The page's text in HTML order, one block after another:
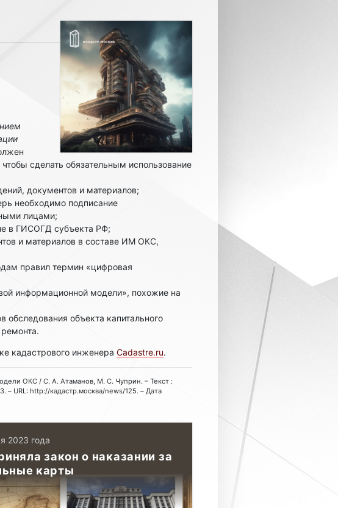
сделать обязательным использование
документов и материалов;
необходимо подписание
лицами;
в ГИСОГД субъекта РФ;
и материалов в составе ИМ ОКС,
правил термин «цифровая
информационной модели», похожие на
объекта капитального
кадастрового инженера Cadastre.ru.
ОКС / С. А. Атаманов, М. С. Чуприн. – Текст :
– URL: http://кадастр.москва/news/125. – Дата
2023 года
закон о наказании за
карты